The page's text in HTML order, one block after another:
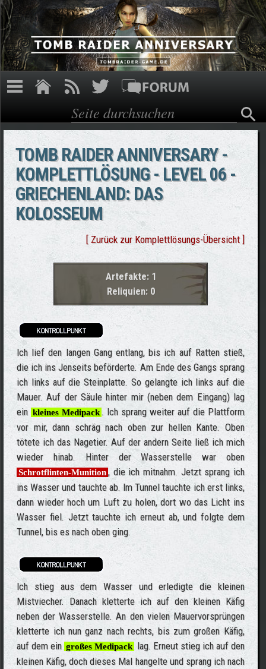
Direkt zum Inhalt
Suchformular
Suche
TOMB RAIDER ANNIVERSARY -
KOMPLETTLÖSUNG - LEVEL 06 -
GRIECHENLAND: DAS
KOLOSSEUM
[ Zurück zur Komplettlösungs-Übersicht ]
Artefakte: 1
Reliquien: 0
Ich lief den langen Gang entlang, bis ich auf Ratten stieß,
die ich ins Jenseits beförderte. Am Ende des Gangs sprang
ich links auf die Steinplatte. So gelangte ich links auf die
Mauer. Auf der Säule hinter mir (neben dem Eingang) lag
einkleines Medipack . Ich sprang weiter auf die Plattform
vor mir, dann schräg nach oben zur hellen Kante. Oben
tötete ich das Nagetier. Auf der andern Seite ließ ich mich
wieder hinab. Hinter der Wasserstelle war oben
Schrotflinten-Munition, die ich mitnahm. Jetzt sprang ich
ins Wasser und tauchte ab. Im Tunnel tauchte ich erst links,
dann wieder hoch um Luft zu holen, dort wo das Licht ins
Wasser fiel. Jetzt tauchte ich erneut ab, und folgte dem
Tunnel, bis es nach oben ging.
Ich stieg aus dem Wasser und erledigte die kleinen
Mistviecher. Danach kletterte ich auf den kleinen Käfig
neben der Wasserstelle. An den vielen Mauervorsprüngen
kletterte ich nun ganz nach rechts, bis zum großen Käfig,
auf dem eingroßes Medipack lag. Erneut stieg ich auf den
kleinen Käfig, doch dieses Mal hangelte und sprang ich nach